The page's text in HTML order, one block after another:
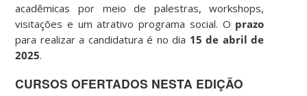
acadêmicas por meio de palestras, workshops,
visitações e um atrativo programa social. O prazo
para realizar a candidatura é no dia 15 de abril de
2025.
CURSOS OFERTADOS NESTA EDIÇÃO